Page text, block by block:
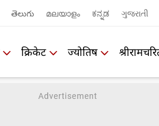
తెలుగు മലയാളം ಕನ್ನಡ ગુજરાતી
क्रिकेट ज्योतिष